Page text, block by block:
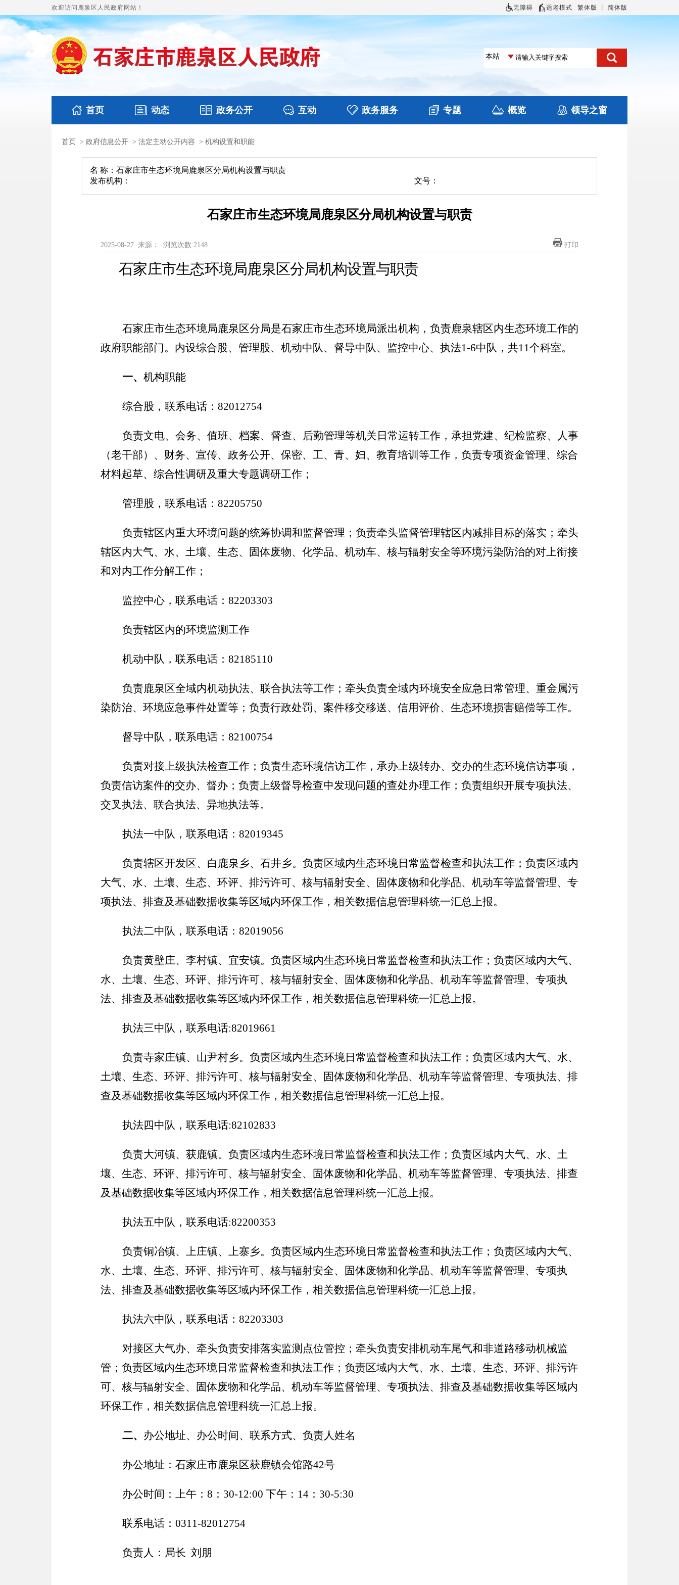
欢迎访问鹿泉区人民政府网站！ 无障碍 适老模式 繁体版 简体版
首页 动态
国务要闻 鹿泉要闻 图片新闻
政务公开
本区文件 财政预决算
互动 政务服务 专题 概览 领导之窗
首页 > 政府信息公开 > 法定主动公开内容 > 机构设置和职能
名 称：石家庄市生态环境局鹿泉区分局机构设置与职责
发布机构：
文号：
石家庄市生态环境局鹿泉区分局机构设置与职责
2025-08-27 来源： 浏览次数:2148 打印
石家庄市生态环境局鹿泉区分局机构设置与职责
石家庄市生态环境局鹿泉区分局是石家庄市生态环境局派出机构，负责鹿泉辖区内生态环境工作的
政府职能部门。内设综合股、管理股、机动中队、督导中队、监控中心、执法1-6中队，共11个科室。
一、 机构职能
综合股，联系电话： 82012754
负责文电、会务、值班、档案、督查、后勤管理等机关日常运转工作，承担党建、纪检监察、人事
（老干部）、财务、宣传、政务公开、保密、工、青、妇、教育培训等工作，负责专项资金管理、综合
材料起草、综合性调研及重大专题调研工作；
管理股，联系电话： 82205750
负责辖区内重大环境问题的统筹协调和监督管理；负责牵头监督管理辖区内减排目标的落实；牵头
辖区内大气、水、土壤、生态、固体废物、化学品、机动车、核与辐射安全等环境污染防治的对上衔接
和对内工作分解工作；
监控中心，联系电话： 82203303
负责辖区内的环境监测工作
机动中队，联系电话： 82185110
负责鹿泉区全域内机动执法、联合执法等工作；牵头负责全域内环境安全应急日常管理、重金属污
染防治、环境应急事件处置等；负责行政处罚、案件移交移送、信用评价、生态环境损害赔偿等工作。
督导中队，联系电话： 82100754
负责对接上级执法检查工作；负责生态环境信访工作，承办上级转办、交办的生态环境信访事项，
负责信访案件的交办、督办；负责上级督导检查中发现问题的查处办理工作；负责组织开展专项执法、
交叉执法、联合执法、异地执法等。
执法一中队，联系电话： 82019345
负责辖区开发区、白鹿泉乡、石井乡。负责区域内生态环境日常监督检查和执法工作；负责区域内
大气、水、土壤、生态、环评、排污许可、核与辐射安全、固体废物和化学品、机动车等监督管理、专
项执法、排查及基础数据收集等区域内环保工作，相关数据信息管理科统一汇总上报。
执法二中队，联系电话： 82019056
负责黄壁庄、李村镇、宜安镇。负责区域内生态环境日常监督检查和执法工作；负责区域内大气、
水、土壤、生态、环评、排污许可、核与辐射安全、固体废物和化学品、机动车等监督管理、专项执
法、排查及基础数据收集等区域内环保工作，相关数据信息管理科统一汇总上报。
执法三中队，联系电话:82019661
负责寺家庄镇、山尹村乡。负责区域内生态环境日常监督检查和执法工作；负责区域内大气、水、
土壤、生态、环评、排污许可、核与辐射安全、固体废物和化学品、机动车等监督管理、专项执法、排
查及基础数据收集等区域内环保工作，相关数据信息管理科统一汇总上报。
执法四中队，联系电话:82102833
负责大河镇、获鹿镇。负责区域内生态环境日常监督检查和执法工作；负责区域内大气、水、土
壤、生态、环评、排污许可、核与辐射安全、固体废物和化学品、机动车等监督管理、专项执法、排查
及基础数据收集等区域内环保工作，相关数据信息管理科统一汇总上报。
执法五中队，联系电话:82200353
负责铜冶镇、上庄镇、上寨乡。负责区域内生态环境日常监督检查和执法工作；负责区域内大气、
水、土壤、生态、环评、排污许可、核与辐射安全、固体废物和化学品、机动车等监督管理、专项执
法、排查及基础数据收集等区域内环保工作，相关数据信息管理科统一汇总上报。
执法六中队，联系电话： 82203303
对接区大气办、牵头负责安排落实监测点位管控；牵头负责安排机动车尾气和非道路移动机械监
管；负责区域内生态环境日常监督检查和执法工作；负责区域内大气、水、土壤、生态、环评、排污许
可、核与辐射安全、固体废物和化学品、机动车等监督管理、专项执法、排查及基础数据收集等区域内
环保工作，相关数据信息管理科统一汇总上报。
二、 办公地址、办公时间、联系方式、负责人姓名
办公地址：石家庄市鹿泉区获鹿镇会馆路42号
办公时间：上午： 8：30-12:00 下午：14：30-5:30
联系电话： 0311-82012754
负责人：局长 刘朋